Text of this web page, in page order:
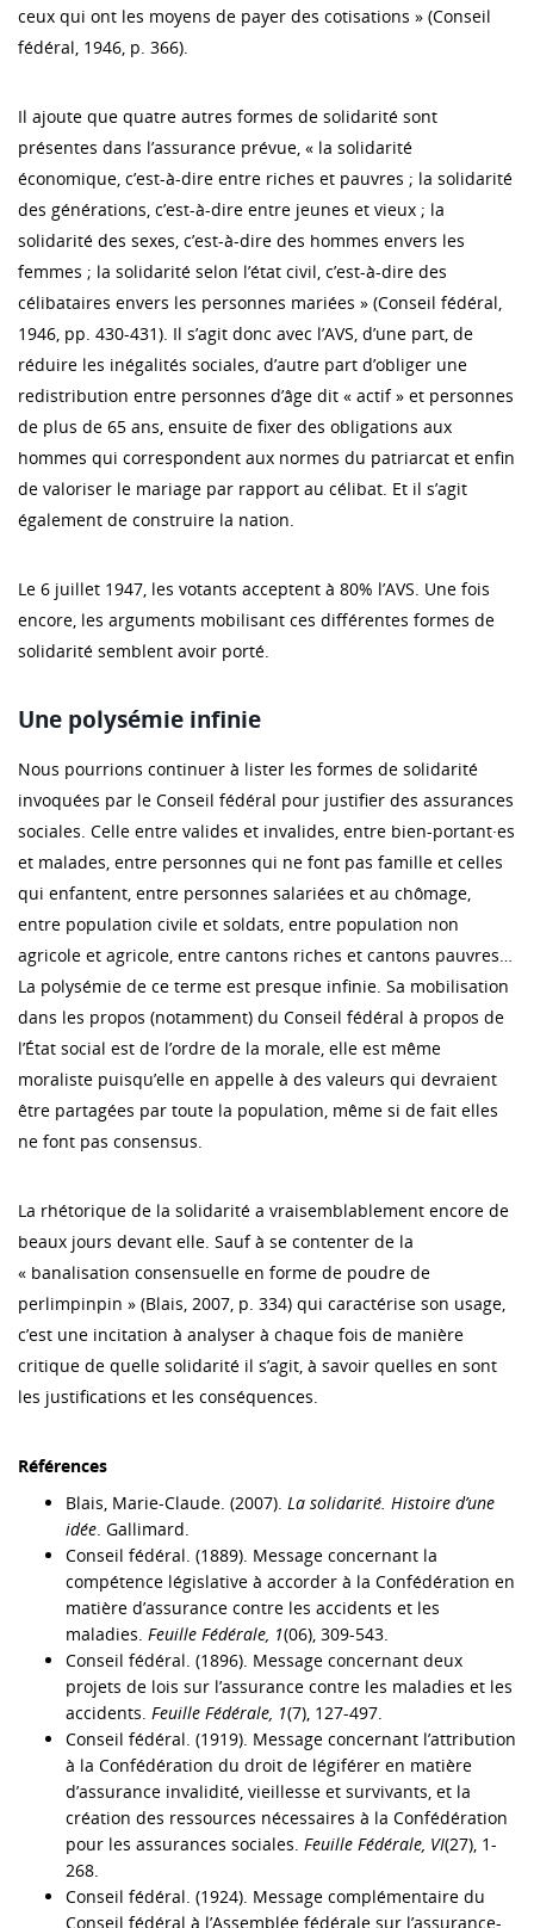
ceux qui ont les moyens de payer des cotisations » (Conseil
fédéral, 1946, p. 366).
Il ajoute que quatre autres formes de solidarité sont
présentes dans l’assurance prévue, « la solidarité
économique, c’est-à-dire entre riches et pauvres ; la solidarité
des générations, c’est-à-dire entre jeunes et vieux ; la
solidarité des sexes, c’est-à-dire des hommes envers les
femmes ; la solidarité selon l’état civil, c’est-à-dire des
célibataires envers les personnes mariées » (Conseil fédéral,
1946, pp. 430-431). Il s’agit donc avec l’AVS, d’une part, de
réduire les inégalités sociales, d’autre part d’obliger une
redistribution entre personnes d’âge dit « actif » et personnes
de plus de 65 ans, ensuite de fixer des obligations aux
hommes qui correspondent aux normes du patriarcat et enfin
de valoriser le mariage par rapport au célibat. Et il s’agit
également de construire la nation.
Le 6 juillet 1947, les votants acceptent à 80% l’AVS. Une fois
encore, les arguments mobilisant ces différentes formes de
solidarité semblent avoir porté.
Une polysémie infinie
Nous pourrions continuer à lister les formes de solidarité
invoquées par le Conseil fédéral pour justifier des assurances
sociales. Celle entre valides et invalides, entre bien-portant·es
et malades, entre personnes qui ne font pas famille et celles
qui enfantent, entre personnes salariées et au chômage,
entre population civile et soldats, entre population non
agricole et agricole, entre cantons riches et cantons pauvres…
La polysémie de ce terme est presque infinie. Sa mobilisation
dans les propos (notamment) du Conseil fédéral à propos de
l’État social est de l’ordre de la morale, elle est même
moraliste puisqu’elle en appelle à des valeurs qui devraient
être partagées par toute la population, même si de fait elles
ne font pas consensus.
La rhétorique de la solidarité a vraisemblablement encore de
beaux jours devant elle. Sauf à se contenter de la
« banalisation consensuelle en forme de poudre de
perlimpinpin » (Blais, 2007, p. 334) qui caractérise son usage,
c’est une incitation à analyser à chaque fois de manière
critique de quelle solidarité il s’agit, à savoir quelles en sont
les justifications et les conséquences.
Références
Blais, Marie-Claude. (2007). La solidarité. Histoire d’une
idée. Gallimard.
Conseil fédéral. (1889). Message concernant la
compétence législative à accorder à la Confédération en
matière d’assurance contre les accidents et les
maladies. Feuille Fédérale, 1(06), 309-543.
Conseil fédéral. (1896). Message concernant deux
projets de lois sur l’assurance contre les maladies et les
accidents. Feuille Fédérale, 1(7), 127-497.
Conseil fédéral. (1919). Message concernant l’attribution
à la Confédération du droit de légiférer en matière
d’assurance invalidité, vieillesse et survivants, et la
création des ressources nécessaires à la Confédération
pour les assurances sociales. Feuille Fédérale, VI(27), 1-
268.
Conseil fédéral. (1924). Message complémentaire du
Conseil fédéral à l’Assemblée fédérale sur l’assurance-